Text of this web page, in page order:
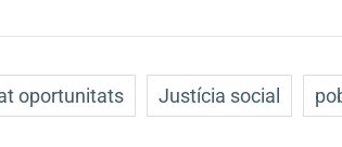
oportunitats Justícia social